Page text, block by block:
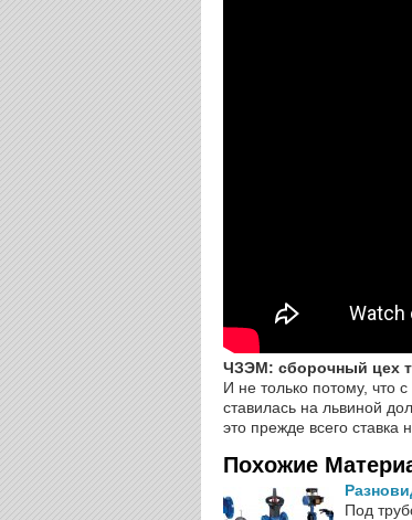
ЧЗЭМ: сборочный цех
И не только потому, что
ставилась на львиной
это прежде всего ставка
Похожие
Под